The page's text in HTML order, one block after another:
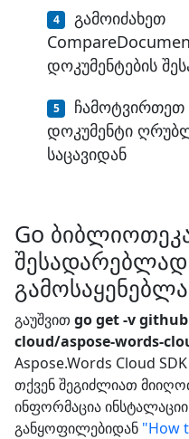
გამოიძახეთ
დოკუმენტების
ჩამოტვირთეთ
დოკუმენტი
საცავიდან
Go
შესადარებლად
გაუშვით go get -v
cloud/aspose-words-
Aspose.Words Cloud
თქვენ შეგიძლიათ
ინფორმაცია
განყოფილებიდან "How